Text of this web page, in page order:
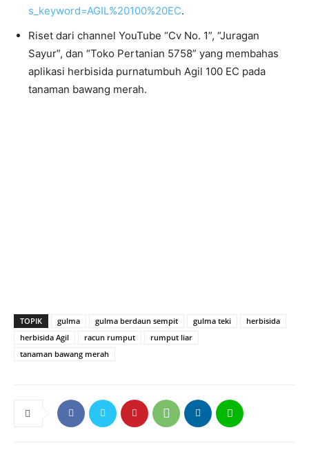
s_keyword=AGIL%20100%20EC.
Riset dari channel YouTube “Cv No. 1”, “Juragan
Sayur”, dan “Toko Pertanian 5758” yang membahas
aplikasi herbisida purnatumbuh Agil 100 EC pada
tanaman bawang merah.
TOPIK gulma gulma berdaun sempit gulma teki
herbisida
herbisida Agil
racun rumput
rumput liar
tanaman bawang merah